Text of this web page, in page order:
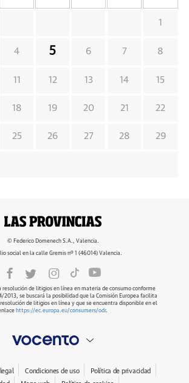
1
4 5 6 7 8
11 12 13 14 15
18 19 20 21 22
25 26 27 28 29
© Federico Domenech S.A., Valencia.
social en la calle Gremis nº 1 (46014) Valencia.
resolución de litigios en línea en materia de consumo conforme
2013, se buscará la posibilidad que la Comisión Europea facilita
de litigios en línea y que se encuentra disponible en el
https://ec.europa.eu/consumers/odr.
Condiciones de uso
Política de privacidad